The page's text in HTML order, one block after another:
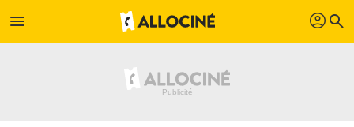
menu profil search